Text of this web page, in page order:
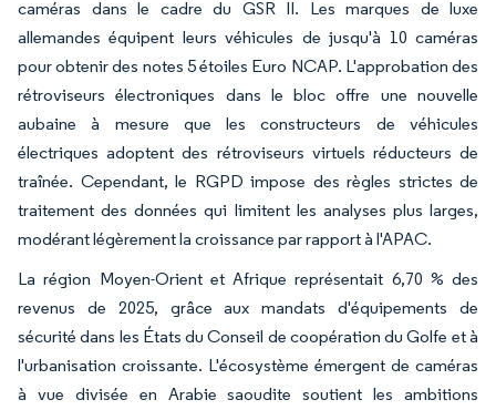
caméras dans le cadre du GSR II. Les marques de luxe
allemandes équipent leurs véhicules de jusqu'à 10 caméras
pour obtenir des notes 5 étoiles Euro NCAP. L'approbation des
rétroviseurs électroniques dans le bloc offre une nouvelle
aubaine à mesure que les constructeurs de véhicules
électriques adoptent des rétroviseurs virtuels réducteurs de
traînée. Cependant, le RGPD impose des règles strictes de
traitement des données qui limitent les analyses plus larges,
modérant légèrement la croissance par rapport à l'APAC.
La région Moyen-Orient et Afrique représentait 6,70 % des
revenus de 2025, grâce aux mandats d'équipements de
sécurité dans les États du Conseil de coopération du Golfe et à
l'urbanisation croissante. L'écosystème émergent de caméras
à vue divisée en Arabie saoudite soutient les ambitions